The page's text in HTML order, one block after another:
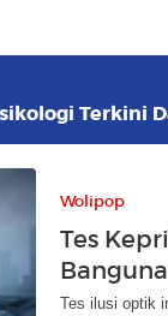
Terkini
Wolipop
Tes
Tes ilusi optik